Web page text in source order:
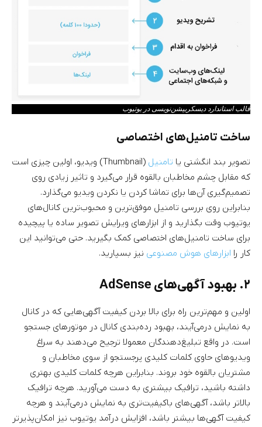
قالب استاندارد دیسکریپشن‌نویسی در یوتیوب
ساخت تامنیل‌های اختصاصی
تصویر بند انگشتی یا تامنیل
(Thumbnail) ویدیو، اولین چیزی است
که مقابل چشم مخاطبان بالقوه قرار می‌گیرد و تاثیر زیادی روی
تصمیم‌گیری آن‌ها برای تماشا کردن یا نکردن ویدیو می‌گذارد.
بنابراین روی بررسی تامنیل موفق‌ترین و محبوب‌ترین کانال‌های
یوتیوب وقت بگذارید و از ابزارهای ویرایش تصویر ساده یا پیچیده
برای ساخت تامنیل‌های اختصاصی کمک بگیرید. حتی می‌توانید این
کار را ابزارهای هوش مصنوعی نیز بسپارید.
۲. بهبود آگهی‌های AdSense
اولین و مهم‌ترین راه برای بالا بردن کیفیت آگهی‌هایی که در کانال
به نمایش درمی‌آیند، بهبود رده‌بندی کانال در موتورهای جستجو
است. در واقع تبلیغ‌دهندگان معمولا ترجیح می‌دهند به سراغ
ویدیوهای حاوی کلمات کلیدی پرجستجو از سوی مخاطبان و
مشتریان بالقوه خود بروند. بنابراین هرچه کلمات کلیدی بهتری
داشته باشید، ترافیک بیشتری به دست می‌آورید. هرچه ترافیک
بالاتر باشد، آگهی‌های باکیفیت‌تری به نمایش درمی‌آیند و هرچه
کیفیت آگهی‌ها بیشتر باشد، افزایش درآمد یوتیوب نیز امکان‌پذیرتر